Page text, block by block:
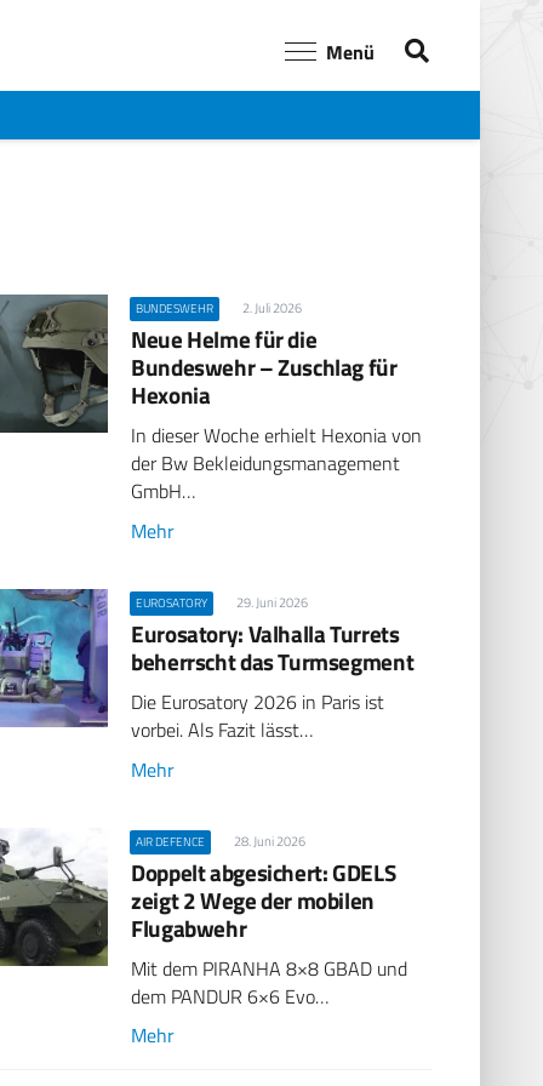
Menü
BUNDESWEHR 2. Juli 2026
Neue Helme für die
Bundeswehr – Zuschlag für
Hexonia
In dieser Woche erhielt Hexonia von
der Bw Bekleidungsmanagement
GmbH…
Mehr
EUROSATORY 29. Juni 2026
Eurosatory: Valhalla Turrets
beherrscht das Turmsegment
Die Eurosatory 2026 in Paris ist
vorbei. Als Fazit lässt…
Mehr
AIR DEFENCE 28. Juni 2026
Doppelt abgesichert: GDELS
zeigt 2 Wege der mobilen
Flugabwehr
Mit dem PIRANHA 8×8 GBAD und
dem PANDUR 6×6 Evo…
Mehr